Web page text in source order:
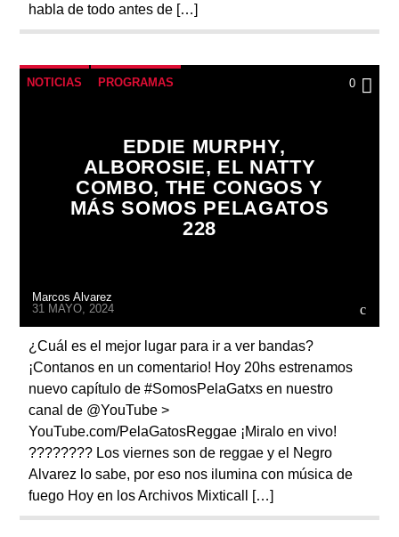
habla de todo antes de […]
NOTICIAS PROGRAMAS 0
EDDIE MURPHY,
ALBOROSIE, EL NATTY
COMBO, THE CONGOS Y
MÁS SOMOS PELAGATOS
228
Marcos Alvarez
31 MAYO, 2024
¿Cuál es el mejor lugar para ir a ver bandas?
¡Contanos en un comentario! Hoy 20hs estrenamos
nuevo capítulo de #SomosPelaGatxs en nuestro
canal de @YouTube >
YouTube.com/PelaGatosReggae ¡Miralo en vivo!
???????? Los viernes son de reggae y el Negro
Alvarez lo sabe, por eso nos ilumina con música de
fuego Hoy en los Archivos Mixticall […]